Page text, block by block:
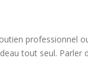
tout seul.